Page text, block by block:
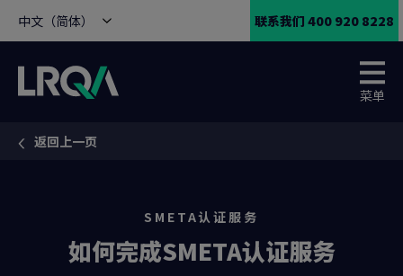
中文（简体） 联系我们 400 920 8228
菜单
You are here:
返回上一页
如何完成SMETA认证服务
SMETA认证服务